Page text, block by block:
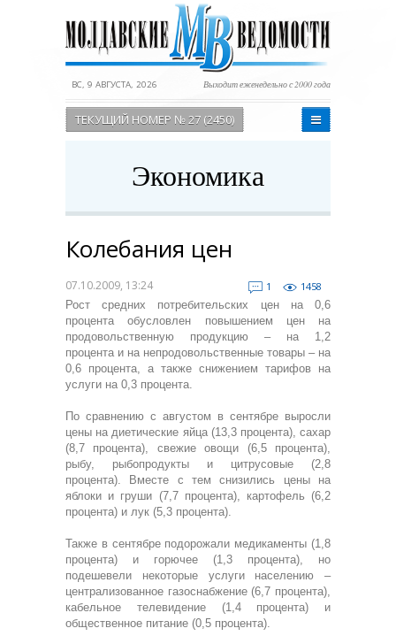
ВС, 9 АВГУСТА, 2026 Выходит еженедельно с 2000 года
ТЕКУЩИЙ НОМЕР № 27 (2450)
Экономика
Колебания цен
07.10.2009, 13:24 1
1458
Рост средних потребительских цен на 0,6
процента обусловлен повышением цен на
продовольственную продукцию – на 1,2
процента и на непродовольственные товары – на
0,6 процента, а также снижением тарифов на
услуги на 0,3 процента.
По сравнению с августом в сентябре выросли
цены на диетические яйца (13,3 процента), сахар
(8,7 процента), свежие овощи (6,5 процента),
рыбу, рыбопродукты и цитрусовые (2,8
процента). Вместе с тем снизились цены на
яблоки и груши (7,7 процента), картофель (6,2
процента) и лук (5,3 процента).
Также в сентябре подорожали медикаменты (1,8
процента) и горючее (1,3 процента), но
подешевели некоторые услуги населению –
централизованное газоснабжение (6,7 процента),
кабельное телевидение (1,4 процента) и
общественное питание (0,5 процента).